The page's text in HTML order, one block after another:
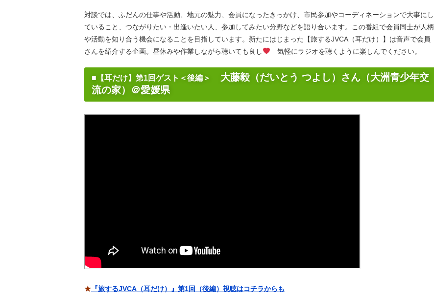
対談では、ふだんの仕事や活動、地元の魅力、会員になったきっかけ、市民参加やコーディネーションで大事にし
ていること、つながりたい・出逢いたい人、参加してみたい分野などを語り合います。この番組で会員同士が人柄
や活動を知り合う機会になることを目指しています。新たにはじまった【旅するJVCA（耳だけ）】は音声で会員
さんを紹介する企画。昼休みや作業しながら聴いても良し
気軽にラジオを聴くように楽しんでください。
■【耳だけ】第1回ゲスト＜後編＞
大藤毅（だいとう つよし）さん（大洲青少年交
流の家）＠愛媛県
★ 『旅するJVCA（耳だけ）』第1回（後編）視聴はコチラからも